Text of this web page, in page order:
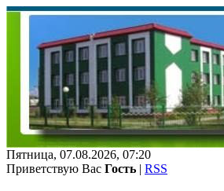
Пятница, 07.08.2026, 07:20
Приветствую Вас Гость | RSS